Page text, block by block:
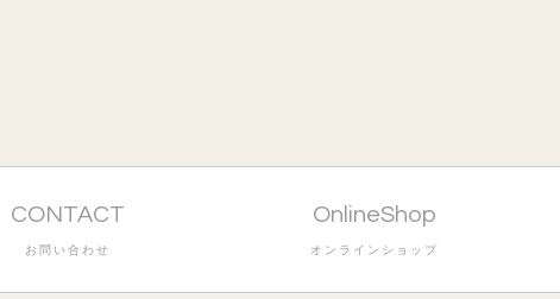
CONTACT
お問い合わせ
OnlineShop
オンラインショップ